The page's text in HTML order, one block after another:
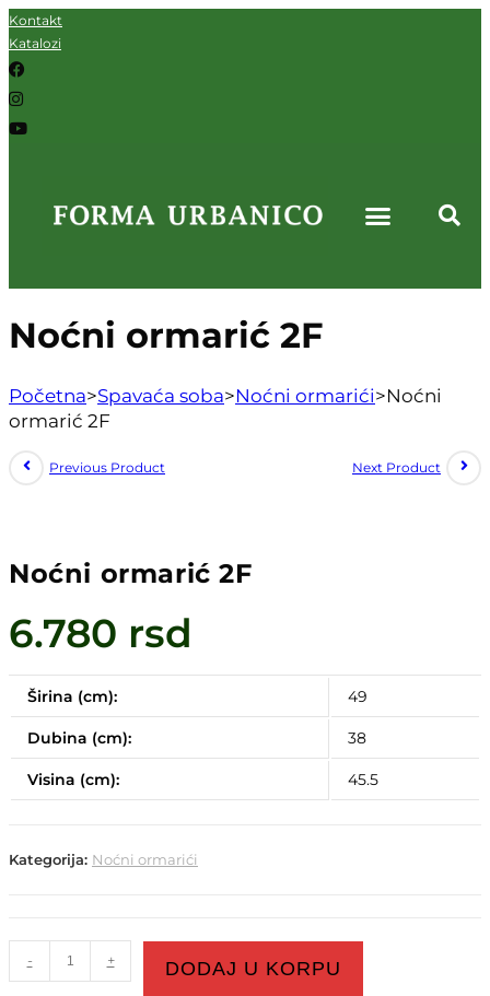
Kontakt
Katalozi
Noćni ormarić 2F
Početna>Spavaća soba>Noćni ormarići>Noćni
ormarić 2F
Previous Product Next Product
Noćni ormarić 2F
6.780 rsd
Širina (cm): 49
Dubina (cm): 38
Visina (cm): 45.5
Kategorija: Noćni ormarići
- + DODAJ U KORPU